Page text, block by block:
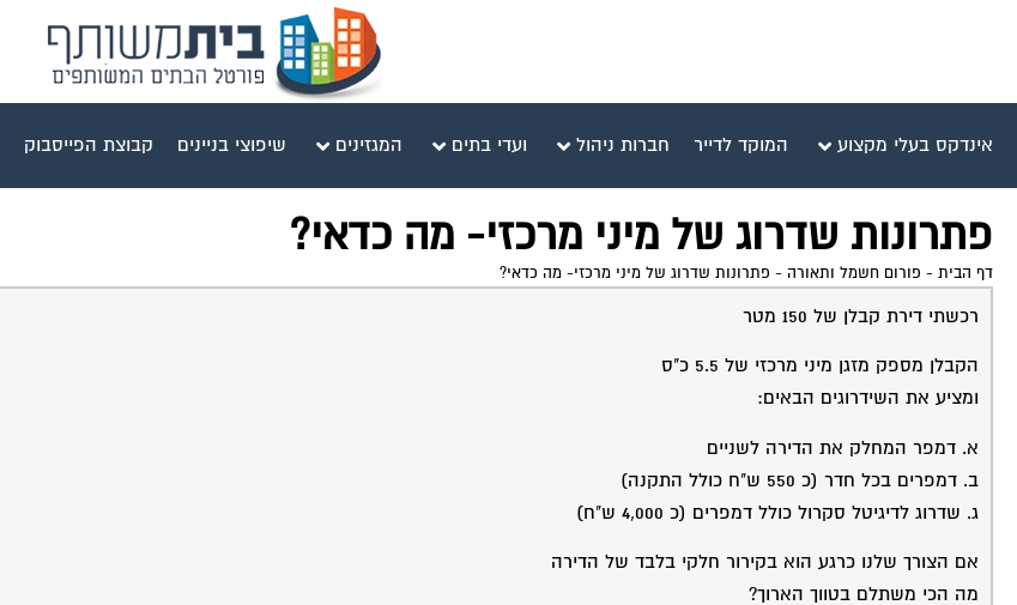
אינדקס בעלי מקצוע המוקד לדייר חברות ניהול ועדי בתים המגזינים שיפוצי בניינים קבוצת הפייסבוק
פתרונות שדרוג של מיני מרכזי- מה כדאי?
דף הבית - פורום חשמל ותאורה - פתרונות שדרוג של מיני מרכזי- מה כדאי?
רכשתי דירת קבלן של 150 מטר
הקבלן מספק מזגן מיני מרכזי של 5.5 כ"ס
ומציע את השידרוגים הבאים:
א. דמפר המחלק את הדירה לשניים
ב. דמפרים בכל חדר (כ 550 ש"ח כולל התקנה)
ג. שדרוג לדיגיטל סקרול כולל דמפרים (כ 4,000 ש"ח)
אם הצורך שלנו כרגע הוא בקירור חלקי בלבד של הדירה
מה הכי משתלם בטווך הארוך?